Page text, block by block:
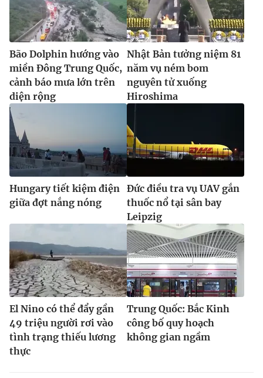
Bão Dolphin hướng vào
miền Đông Trung Quốc,
cảnh báo mưa lớn trên
diện rộng
Nhật Bản tưởng niệm 81
năm vụ ném bom
nguyên tử xuống
Hiroshima
Hungary tiết kiệm điện
giữa đợt nắng nóng
Đức điều tra vụ UAV gắn
thuốc nổ tại sân bay
Leipzig
El Nino có thể đẩy gần
49 triệu người rơi vào
tình trạng thiếu lương
thực
Trung Quốc: Bắc Kinh
công bố quy hoạch
không gian ngầm